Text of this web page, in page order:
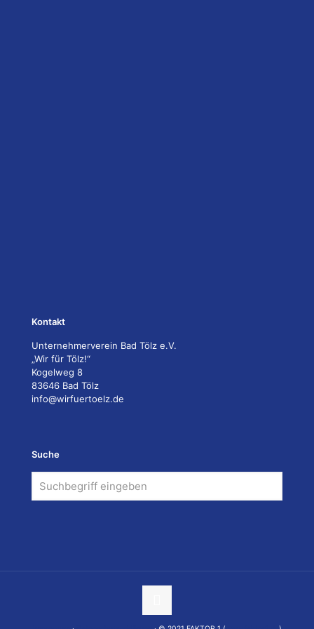
Kontakt
Unternehmerverein Bad Tölz e.V.
„Wir für Tölz!“
Kogelweg 8
83646 Bad Tölz
info@wirfuertoelz.de
Suche